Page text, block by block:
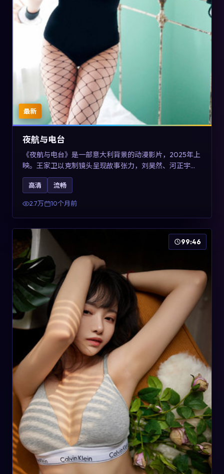
最新
夜航与电台
《夜航与电台》是一部意大利背景的动漫影片，2025年上
映。王家卫以克制镜头呈现故事张力，刘昊然、河正宇与
王景春的对手戏可圈可点。剧情层面以多线叙事拼贴都市
边缘人的选择与救赎，对关注导演风格与演员阵容的观众
具有检索与收藏价值。
高清 流畅
2.7万 10个月前
99:46